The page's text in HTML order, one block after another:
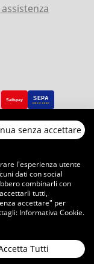
Italia
senza accettare
l'esperienza utente
dati con social
combinarli con
tutti,
accettare" per
Informativa Cookie.
Tutti